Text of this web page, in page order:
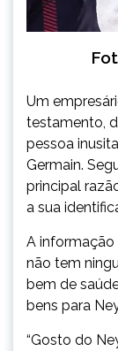
Um
testamento,
pessoa
Germain.
principal
a sua
A informação
não tem
bem de
bens para
“Gosto do